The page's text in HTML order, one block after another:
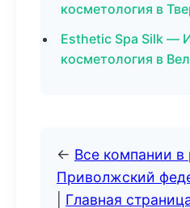
косметология в
Esthetic Spa Silk —
косметология в
← Все компании в
Приволжский
Главная